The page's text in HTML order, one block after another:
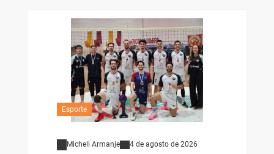
Esporte
Micheli Armanje 4 de agosto de 2026